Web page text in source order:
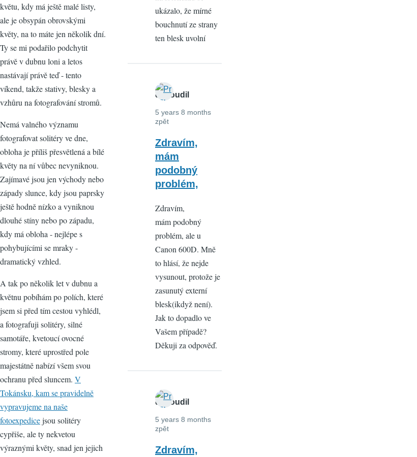
květu, kdy má ještě malé listy,
ale je obsypán obrovskými
květy, na to máte jen několik dní.
Ty se mi podařilo podchytit
právě v dubnu loni a letos
nastávají právě teď - tento
víkend, takže stativy, blesky a
vzhůru na fotografování stromů.
Nemá valného významu
fotografovat solitéry ve dne,
obloha je příliš přesvětlená a bílé
květy na ní vůbec nevyniknou.
Zajímavé jsou jen východy nebo
západy slunce, kdy jsou paprsky
ještě hodně nízko a vyniknou
dlouhé stíny nebo po západu,
kdy má obloha - nejlépe s
pohybujícími se mraky -
dramatický vzhled.
A tak po několik let v dubnu a
květnu pobíhám po polích, které
jsem si před tím cestou vyhlédl,
a fotografuji solitéry, silné
samotáře, kvetoucí ovocné
stromy, které uprostřed pole
majestátně nabízí všem svou
ochranu před sluncem. V
Tokánsku, kam se pravidelně
vypravujeme na naše
fotoexpedicejsou solitéry
cypřiše, ale ty nekvetou
výraznými květy, snad jen jejich
ukázalo, že mírné
bouchnutí ze strany
ten blesk uvolní
dosoudil
5 years 8 months
zpět
Zdravím,
mám
podobný
problém,
Zdravím,
mám podobný
problém, ale u
Canon 600D. Mně
to hlásí, že nejde
vysunout, protože je
zasunutý externí
blesk(ikdyž není).
Jak to dopadlo ve
Vašem případě?
Děkuji za odpověď.
dosoudil
5 years 8 months
zpět
Zdravím,